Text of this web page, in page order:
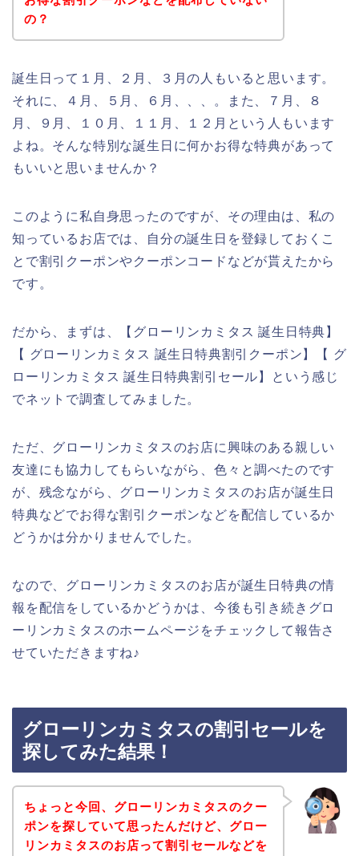
の？
誕生日って１月、２月、３月の人もいると思います。
それに、４月、５月、６月、、、。また、７月、８
月、９月、１０月、１１月、１２月という人もいます
よね。そんな特別な誕生日に何かお得な特典があって
もいいと思いませんか？
このように私自身思ったのですが、その理由は、私の
知っているお店では、自分の誕生日を登録しておくこ
とで割引クーポンやクーポンコードなどが貰えたから
です。
だから、まずは、【グローリンカミタス 誕生日特典】
【 グローリンカミタス 誕生日特典割引クーポン】【 グ
ローリンカミタス 誕生日特典割引セール】という感じ
でネットで調査してみました。
ただ、グローリンカミタスのお店に興味のある親しい
友達にも協力してもらいながら、色々と調べたのです
が、残念ながら、グローリンカミタスのお店が誕生日
特典などでお得な割引クーポンなどを配信しているか
どうかは分かりませんでした。
なので、グローリンカミタスのお店が誕生日特典の情
報を配信をしているかどうかは、今後も引き続きグロ
ーリンカミタスのホームページをチェックして報告さ
せていただきますね♪
グローリンカミタスの割引セールを
探してみた結果！
ちょっと今回、グローリンカミタスのクー
ポンを探していて思ったんだけど、グロー
リンカミタスのお店って割引セールなどを